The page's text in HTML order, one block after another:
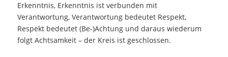
Erkenntnis, Erkenntnis ist verbunden mit
Verantwortung, Verantwortung bedeutet Respekt,
Respekt bedeutet (Be-)Achtung und daraus wiederum
folgt Achtsamkeit – der Kreis ist geschlossen.